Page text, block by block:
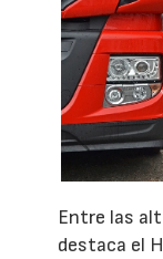
Entre las
destaca el